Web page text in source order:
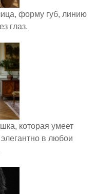
форму губ, линию
глаз.
которая умеет
в любои